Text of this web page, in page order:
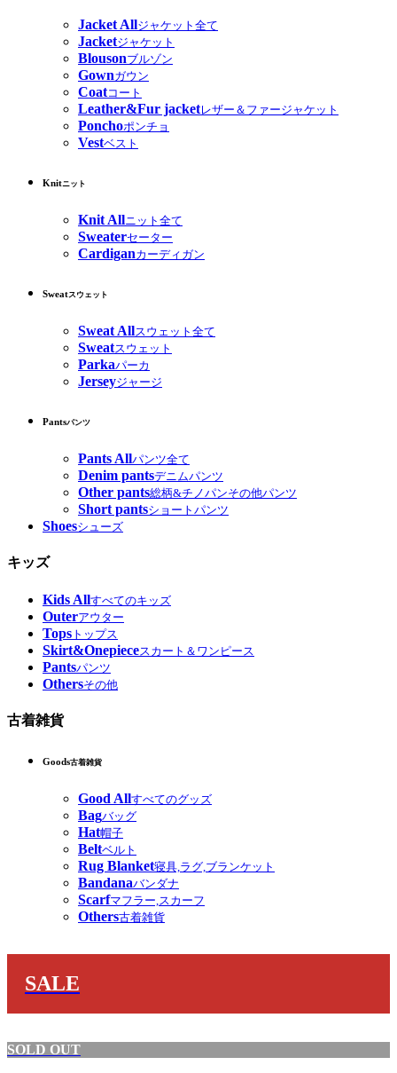
Jacket Allジャケット全て
Jacketジャケット
Blousonブルゾン
Gownガウン
Coatコート
Leather&Fur jacketレザー＆ファージャケット
Ponchoポンチョ
Vestベスト
Knitニット
Knit Allニット全て
Sweaterセーター
Cardiganカーディガン
Sweatスウェット
Sweat Allスウェット全て
Sweatスウェット
Parkaパーカ
Jerseyジャージ
Pantsパンツ
Pants Allパンツ全て
Denim pantsデニムパンツ
Other pants総柄&チノパンその他パンツ
Short pantsショートパンツ
Shoesシューズ
キッズ
Kids Allすべてのキッズ
Outerアウター
Tops トップス
Skirt&Onepieceスカート＆ワンピース
Pantsパンツ
Othersその他
古着雑貨
Goods古着雑貨
Good Allすべてのグッズ
Bagバッグ
Hat帽子
Beltベルト
Rug Blanket寝具,ラグ,ブランケット
Bandanaバンダナ
Scarfマフラー,スカーフ
Others古着雑貨
SALE
SOLD OUT